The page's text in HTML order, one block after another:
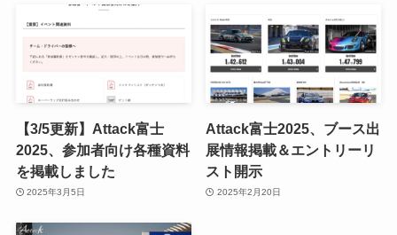
【3/5更新】Attack富士
2025、参加者向け各種資料
を掲載しました
2025年3月5日
Attack富士2025、ブース出
展情報掲載＆エントリーリ
スト開示
2025年2月20日